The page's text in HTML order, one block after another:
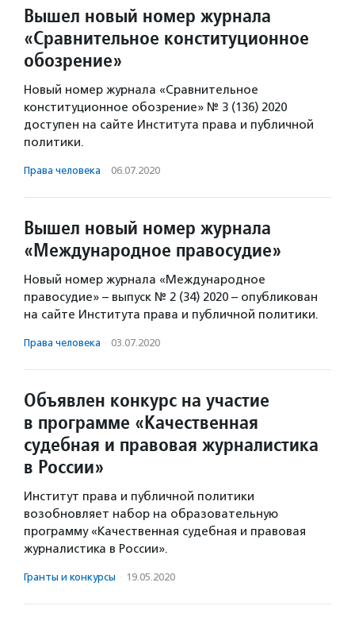
Вышел новый номер журнала
«Сравнительное конституционное
обозрение»
Новый номер журнала «Сравнительное
конституционное обозрение» № 3 (136) 2020
доступен на сайте Института права и публичной
политики.
Права человека · 06.07.2020
Вышел новый номер журнала
«Международное правосудие»
Новый номер журнала «Международное
правосудие» – выпуск № 2 (34) 2020 – опубликован
на сайте Института права и публичной политики.
Права человека · 03.07.2020
Объявлен конкурс на участие
в программе «Качественная
судебная и правовая журналистика
в России»
Институт права и публичной политики
возобновляет набор на образовательную
программу «Качественная судебная и правовая
журналистика в России».
Гранты и конкурсы · 19.05.2020